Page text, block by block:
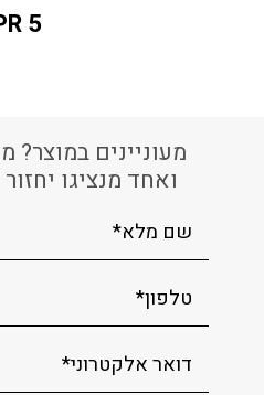
5
מעוניינים
ואחד מנציגו